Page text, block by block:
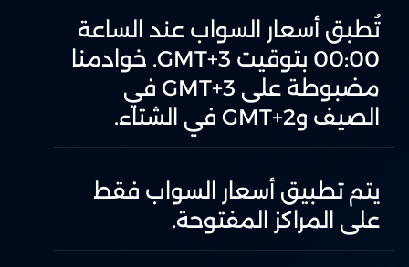
تُطبق أسعار السواب عند الساعة
00:00 بتوقيت GMT+3. خوادمنا
مضبوطة على GMT+3 في
الصيف وGMT+2 في الشتاء.
يتم تطبيق أسعار السواب فقط
على المراكز المفتوحة.